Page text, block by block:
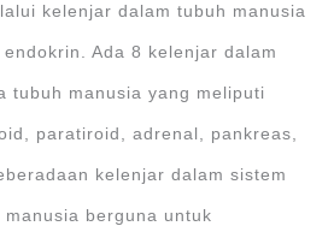
kelenjar dalam tubuh manusia
Ada 8 kelenjar dalam
tubuh manusia yang meliputi
paratiroid, adrenal, pankreas,
kelenjar dalam sistem
berguna untuk